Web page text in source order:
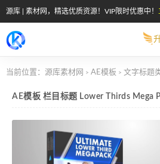
源库 | 素材网，精选优质资源！VIP限时优惠中！
当前位置： 源库素材网 > AE模板 > 文字标题
AE模板 栏目标题 Lower Thirds Mega